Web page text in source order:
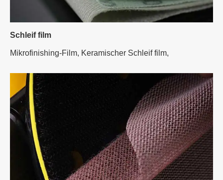
Schleif film
Mikrofinishing-Film, Keramischer Schleif film,